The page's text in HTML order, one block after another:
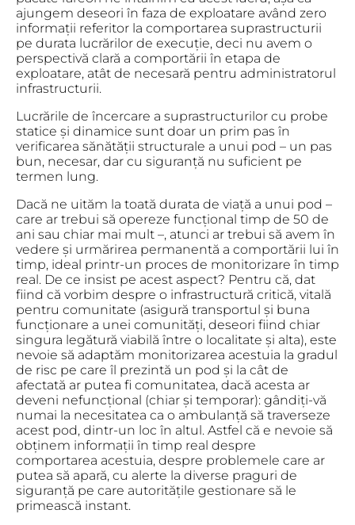
ajungem deseori în faza de exploatare având zero
informații referitor la comportarea suprastructurii
pe durata lucrărilor de execuție, deci nu avem o
perspectivă clară a comportării în etapa de
exploatare, atât de necesară pentru administratorul
infrastructurii.
Lucrările de încercare a suprastructurilor cu probe
statice și dinamice sunt doar un prim pas în
verificarea sănătății structurale a unui pod – un pas
bun, necesar, dar cu siguranță nu suficient pe
termen lung.
Dacă ne uităm la toată durata de viață a unui pod –
care ar trebui să opereze funcțional timp de 50 de
ani sau chiar mai mult –, atunci ar trebui să avem în
vedere și urmărirea permanentă a comportării lui în
timp, ideal printr-un proces de monitorizare în timp
real. De ce insist pe acest aspect? Pentru că, dat
fiind că vorbim despre o infrastructură critică, vitală
pentru comunitate (asigură transportul și buna
funcționare a unei comunități, deseori fiind chiar
singura legătură viabilă între o localitate și alta), este
nevoie să adaptăm monitorizarea acestuia la gradul
de risc pe care îl prezintă un pod și la cât de
afectată ar putea fi comunitatea, dacă acesta ar
deveni nefuncțional (chiar și temporar): gândiți-vă
numai la necesitatea ca o ambulanță să traverseze
acest pod, dintr-un loc în altul. Astfel că e nevoie să
obținem informații în timp real despre
comportarea acestuia, despre problemele care ar
putea să apară, cu alerte la diverse praguri de
siguranță pe care autoritățile gestionare să le
primească instant.